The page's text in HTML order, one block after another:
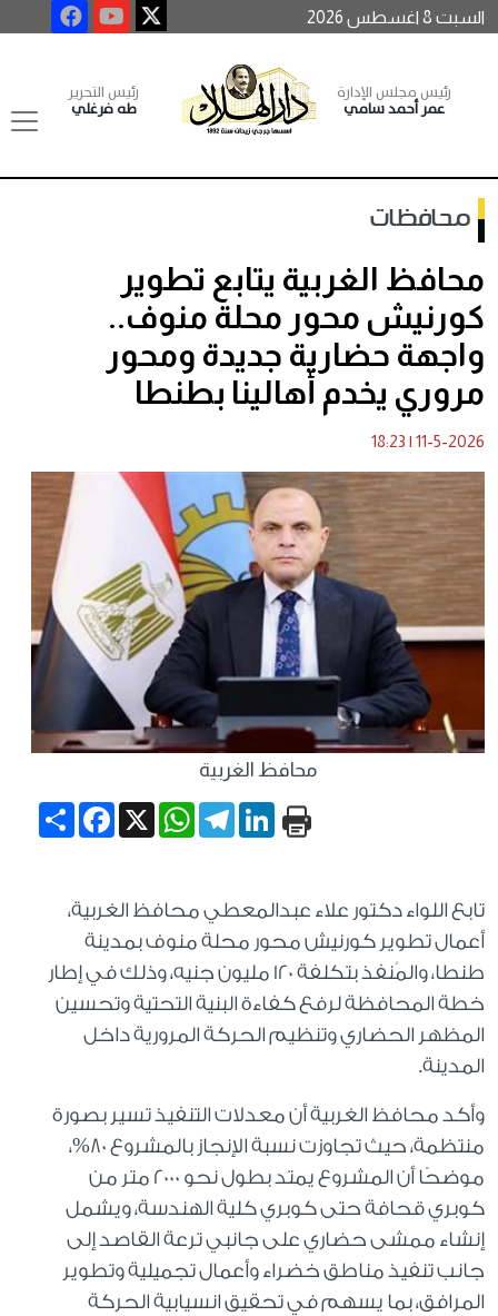
السبت 8 اغسطس 2026
رئيس مجلس الإدارة
عمر أحمد سامي
رئيس التحرير
طه فرغلي
محافظات
محافظ الغربية يتابع تطوير
كورنيش محور محلة منوف..
واجهة حضارية جديدة ومحور
مروري يخدم أهالينا بطنطا
11-5-2026
|
18:23
محافظ الغربية
Share
Facebook X
WhatsApp
TelegramLinkedIn
تابع اللواء دكتور علاء عبدالمعطي محافظ الغربية،
أعمال تطوير كورنيش محور محلة منوف بمدينة
طنطا، والمُنفذ بتكلفة 120 مليون جنيه، وذلك في إطار
خطة المحافظة لرفع كفاءة البنية التحتية وتحسين
المظهر الحضاري وتنظيم الحركة المرورية داخل
المدينة.
وأكد محافظ الغربية أن معدلات التنفيذ تسير بصورة
منتظمة، حيث تجاوزت نسبة الإنجاز بالمشروع 80%،
موضحًا أن المشروع يمتد بطول نحو 2000 متر من
كوبري قحافة حتى كوبري كلية الهندسة، ويشمل
إنشاء ممشى حضاري على جانبي ترعة القاصد إلى
جانب تنفيذ مناطق خضراء وأعمال تجميلية وتطوير
المرافق، بما يسهم في تحقيق انسيابية الحركة